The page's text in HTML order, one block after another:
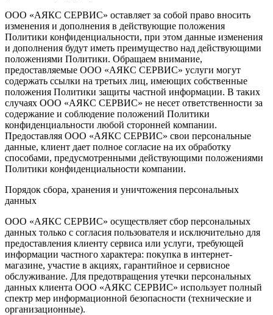
ООО «АЯКС СЕРВИС» оставляет за собой право вносить
изменения и дополнения в действующие положения
Политики конфиденциальности, при этом данные изменения
и дополнения будут иметь преимущество над действующими
положениями Политики. Обращаем внимание,
предоставляемые ООО «АЯКС СЕРВИС» услуги могут
содержать ссылки на третьих лиц, имеющих собственные
положения Политики защиты частной информации. В таких
случаях ООО «АЯКС СЕРВИС» не несет ответственности за
содержание и соблюдение положений Политики
конфиденциальности любой сторонней компании.
Предоставляя ООО «АЯКС СЕРВИС» свои персональные
данные, клиент дает полное согласие на их обработку
способами, предусмотренными действующими положениями
Политики конфиденциальности компании.
Порядок сбора, хранения и уничтожения персональных
данных
ООО «АЯКС СЕРВИС» осуществляет сбор персональных
данных только с согласия пользователя и исключительно для
предоставления клиенту сервиса или услуги, требующей
информации частного характера: покупка в интернет-
магазине, участие в акциях, гарантийное и сервисное
обслуживание. Для предотвращения утечки персональных
данных клиента ООО «АЯКС СЕРВИС» использует полный
спектр мер информационной безопасности (технические и
организационные).